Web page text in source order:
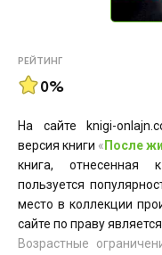
РЕЙТИНГ
0%
На сайте knigi-
версия книги « После
книга,
пользуется
место в коллекции
сайте по праву
Возрастные